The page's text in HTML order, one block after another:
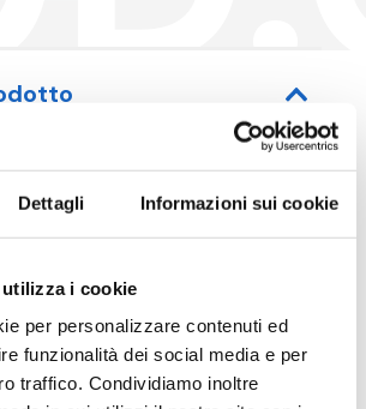
Dettagli Informazioni sui cookie
i cookie
per personalizzare contenuti ed
funzionalità dei social media e per
traffico. Condividiamo inoltre